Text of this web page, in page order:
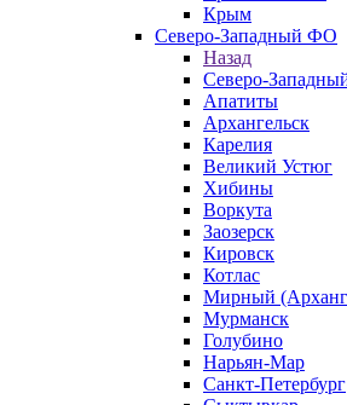
Крым
Северо-Западный ФО
Назад
Северо-
Апатиты
Архангельск
Карелия
Великий Устюг
Хибины
Воркута
Заозерск
Кировск
Котлас
Мирный
Мурманск
Голубино
Нарьян-Мар
Санкт-Петербург